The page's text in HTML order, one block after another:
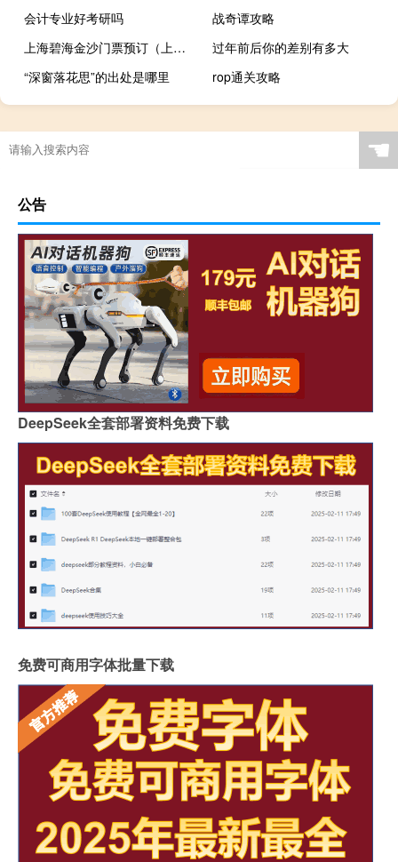
会计专业好考研吗
战奇谭攻略
上海碧海金沙门票预订（上海碧海金沙门票）
过年前后你的差别有多大
“深窗落花思”的出处是哪里
rop通关攻略
☚
公告
DeepSeek全套部署资料免费下载
免费可商用字体批量下载